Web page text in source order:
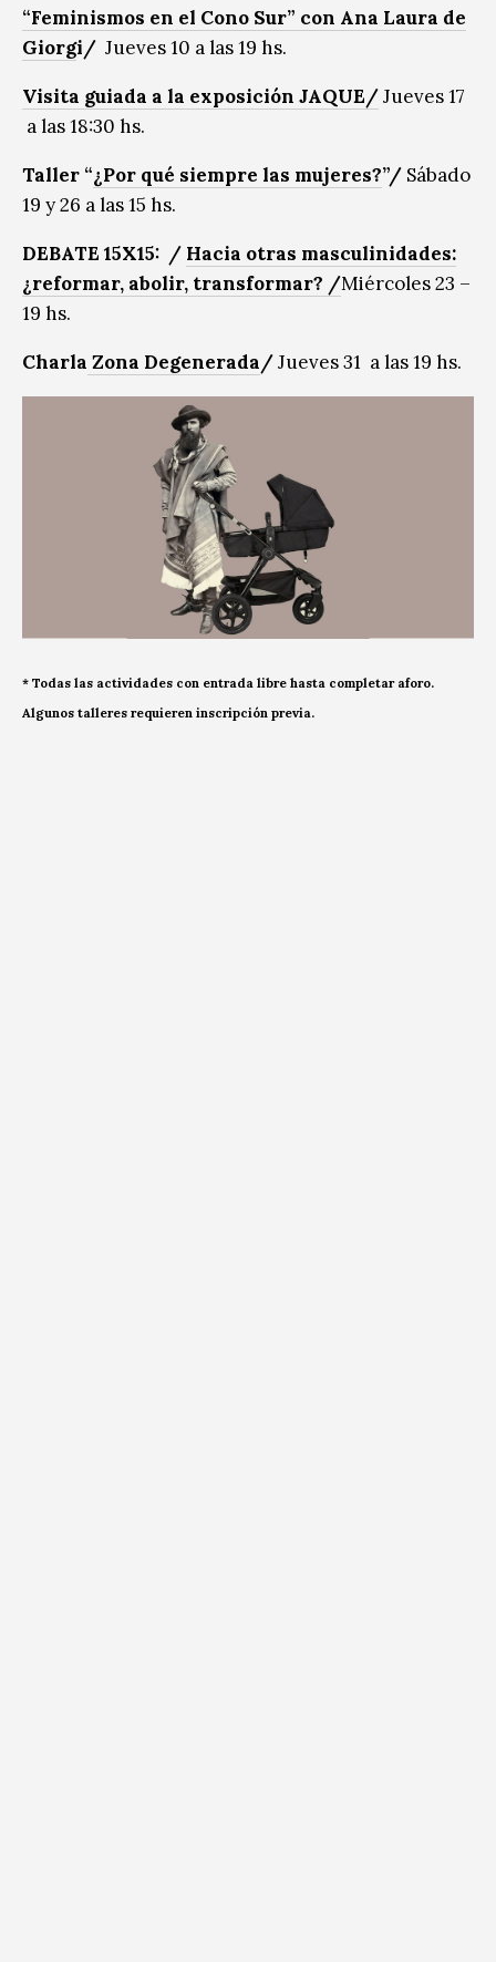
“Feminismos en el Cono Sur” con Ana Laura de
Giorgi/ Jueves 10 a las 19 hs.
Visita guiada a la exposición JAQUE/Jueves 17
a las 18:30 hs.
Taller “¿Por qué siempre las mujeres?”/ Sábado
19 y 26 a las 15 hs.
DEBATE 15X15: / Hacia otras masculinidades:
¿reformar, abolir, transformar? /Miércoles 23 –
19 hs.
Charla Zona Degenerada/Jueves 31 a las 19 hs.
* Todas las actividades con entrada libre hasta completar aforo.
Algunos talleres requieren inscripción previa.